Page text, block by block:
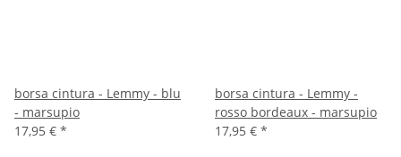
borsa cintura - Lemmy - blu
- marsupio
17,95 € *
borsa cintura - Lemmy -
rosso bordeaux - marsupio
17,95 € *